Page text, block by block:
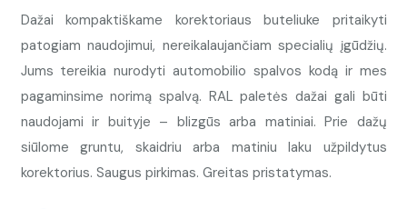
Dažai kompaktiškame korektoriaus buteliuke pritaikyti
patogiam naudojimui, nereikalaujančiam specialių įgūdžių.
Jums tereikia nurodyti automobilio spalvos kodą ir mes
pagaminsime norimą spalvą. RAL paletės dažai gali būti
naudojami ir buityje – blizgūs arba matiniai. Prie dažų
siūlome gruntu, skaidriu arba matiniu laku užpildytus
korektorius. Saugus pirkimas. Greitas pristatymas.